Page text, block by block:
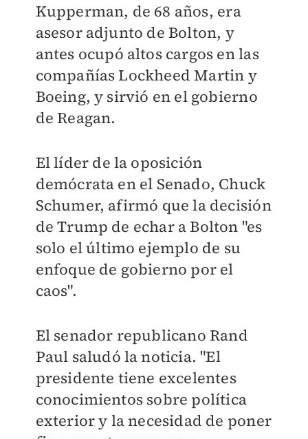
Kupperman, de 68 años, era
asesor adjunto de Bolton, y
antes ocupó altos cargos en las
compañías Lockheed Martin y
Boeing, y sirvió en el gobierno
de Reagan.
El líder de la oposición
demócrata en el Senado, Chuck
Schumer, afirmó que la decisión
de Trump de echar a Bolton "es
solo el último ejemplo de su
enfoque de gobierno por el
caos".
El senador republicano Rand
Paul saludó la noticia. "El
presidente tiene excelentes
conocimientos sobre política
exterior y la necesidad de poner